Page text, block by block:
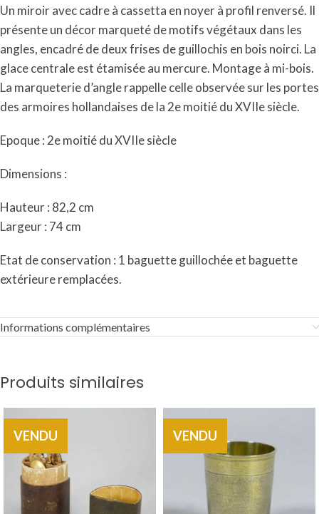
Un miroir avec cadre à cassetta en noyer à profil renversé. Il
présente un décor marqueté de motifs végétaux dans les
angles, encadré de deux frises de guillochis en bois noirci. La
glace centrale est étamisée au mercure. Montage à mi-bois.
La marqueterie d’angle rappelle celle observée sur les portes
des armoires hollandaises de la 2e moitié du XVIIe siècle.
Epoque : 2e moitié du XVIIe siècle
Dimensions :
Hauteur : 82,2 cm
Largeur : 74 cm
Etat de conservation : 1 baguette guillochée et baguette
extérieure remplacées.
Informations complémentaires
Produits similaires
VENDU VENDU